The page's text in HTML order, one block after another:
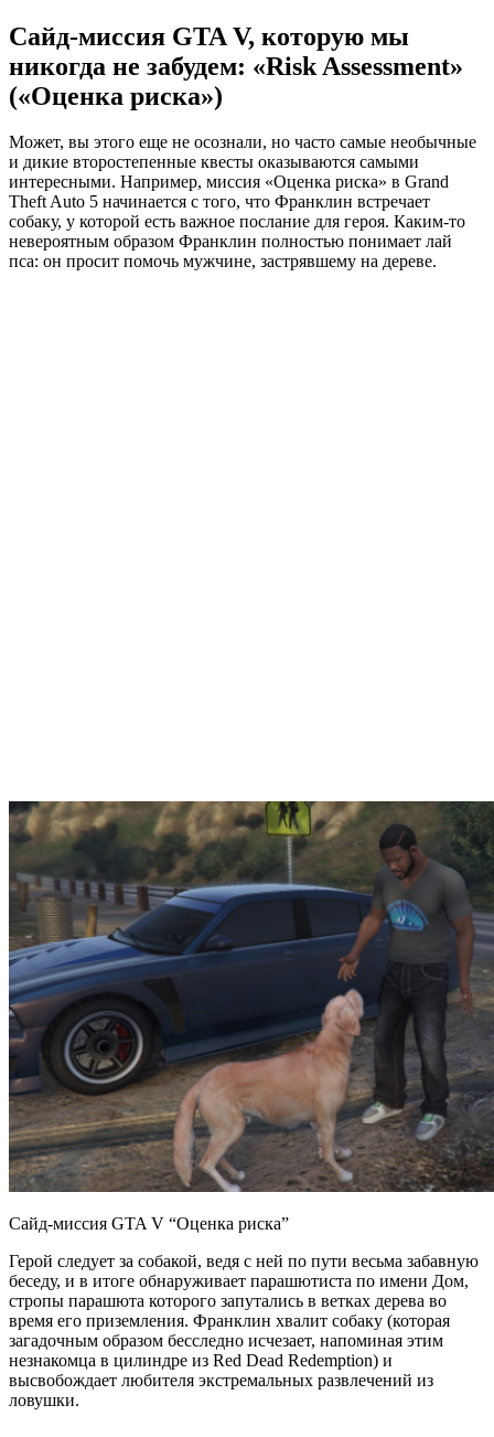
Сайд-миссия GTA V, которую мы
никогда не забудем: «Risk Assessment»
(«Оценка риска»)
Может, вы этого еще не осознали, но часто самые необычные
и дикие второстепенные квесты оказываются самыми
интересными. Например, миссия «Оценка риска» в Grand
Theft Auto 5 начинается с того, что Франклин встречает
собаку, у которой есть важное послание для героя. Каким-то
невероятным образом Франклин полностью понимает лай
пса: он просит помочь мужчине, застрявшему на дереве.
Сайд-миссия GTA V “Оценка риска”
Герой следует за собакой, ведя с ней по пути весьма забавную
беседу, и в итоге обнаруживает парашютиста по имени Дом,
стропы парашюта которого запутались в ветках дерева во
время его приземления. Франклин хвалит собаку (которая
загадочным образом бесследно исчезает, напоминая этим
незнакомца в цилиндре из Red Dead Redemption) и
высвобождает любителя экстремальных развлечений из
ловушки.